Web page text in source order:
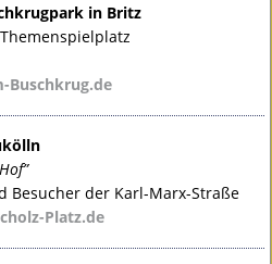
in Britz
Buschkrug.de
Besucher der Karl-Marx-Straße
Platz.de